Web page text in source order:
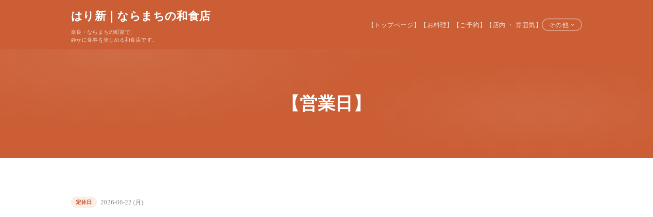
はり新｜ならまちの和食店
奈良・ならまちの町家で、
静かに食事を楽しめる和食店です。
【トップページ】 【お料理】 【ご予約】 【店内 ・ 雰囲気】 その他
【営業日】
定休日 2026-06-22 (月)